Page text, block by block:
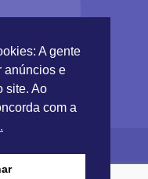
A gente
anúncios e
site. Ao
com a